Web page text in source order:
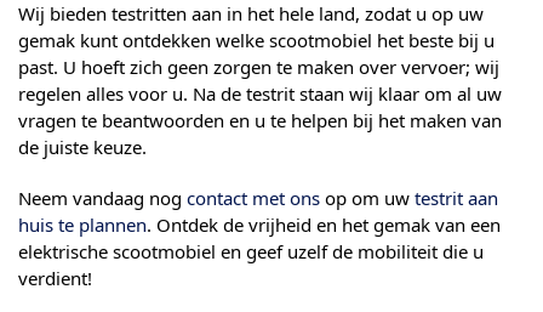
Wij bieden testritten aan in het hele land, zodat u op uw
gemak kunt ontdekken welke scootmobiel het beste bij u
past. U hoeft zich geen zorgen te maken over vervoer; wij
regelen alles voor u. Na de testrit staan wij klaar om al uw
vragen te beantwoorden en u te helpen bij het maken van
de juiste keuze.
Neem vandaag nog contact met ons op om uw testrit aan
huis te plannen. Ontdek de vrijheid en het gemak van een
elektrische scootmobiel en geef uzelf de mobiliteit die u
verdient!